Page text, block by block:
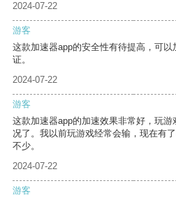
2024-07-22
游客
这款加速器app的安全性有待提高，可
证。
2024-07-22
游客
这款加速器app的加速效果非常好，玩
况了。我以前玩游戏经常会输，现在有
不少。
2024-07-22
游客